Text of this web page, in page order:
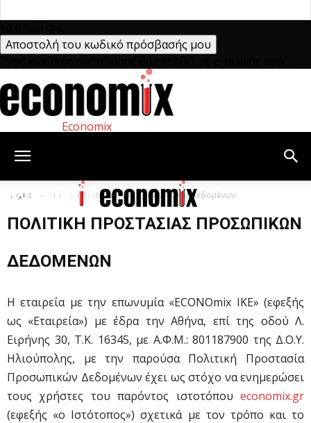
Economix
Αρχική Πολιτική Προστασίας Προσωπικών Δεδομένων
ΠΟΛΙΤΙΚΉ ΠΡΟΣΤΑΣΊΑΣ ΠΡΟΣΩΠΙΚΏΝ
ΔΕΔΟΜΈΝΩΝ
Η εταιρεία με την επωνυμία «ECONOmix IKE» (εφεξής
ως «Εταιρεία») με έδρα την Αθήνα, επί της οδού Λ.
Ειρήνης 30, Τ.Κ. 16345, με Α.Φ.Μ.: 801187900 της Δ.Ο.Υ.
Ηλιούπολης, με την παρούσα Πολιτική Προστασία
Προσωπικών Δεδομένων έχει ως στόχο να ενημερώσει
τους χρήστες του παρόντος ιστοτόπου economix.gr
(εφεξής «ο Ιστότοπος») σχετικά με τον τρόπο και το